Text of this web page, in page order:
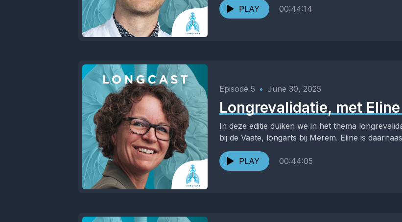
PLAY 00:44:14
Episode 5 • June 30, 2025
Longrevalidatie, met
In deze editie duiken we in het thema
bij de Vaate, longarts bij Merem. Eline is
PLAY 00:44:05